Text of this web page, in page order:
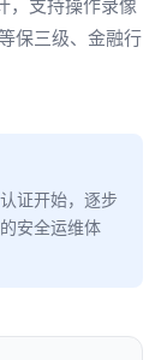
保三级、金融行
证开始，逐步
安全运维体